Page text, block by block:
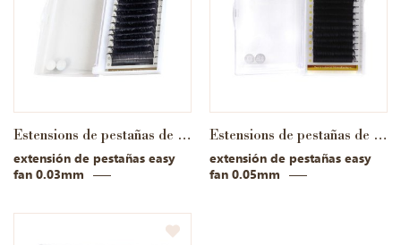
Estensions de pestañas de floración rápida
extensión de pestañas easy
fan 0.03mm
Estensions de pestañas de floración rápida
extensión de pestañas easy
fan 0.05mm